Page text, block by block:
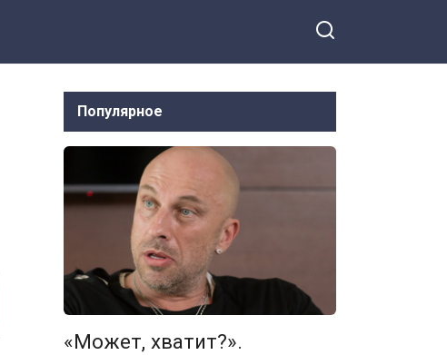
Популярное
«Может, хватит?».